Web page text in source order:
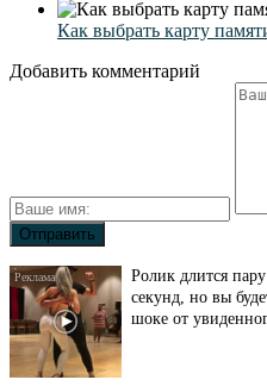
Как выбрать карту
Добавить комментарий
Ролик длится пару
секунд, но вы
шоке от